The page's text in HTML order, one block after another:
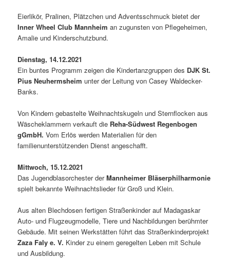
Eierlikör, Pralinen, Plätzchen und Adventsschmuck bietet der
Inner Wheel Club Mannheim an zugunsten von Pflegeheimen,
Amalie und Kinderschutzbund.
Dienstag, 14.12.2021
Ein buntes Programm zeigen die Kindertanzgruppen des DJK St.
Pius Neuhermsheim unter der Leitung von Casey Waldecker-
Banks.
Von Kindern gebastelte Weihnachtskugeln und Sternflocken aus
Wäscheklammern verkauft die Reha-Südwest Regenbogen
gGmbH.Vom Erlös werden Materialien für den
familienunterstützenden Dienst angeschafft.
Mittwoch, 15.12.2021
Das Jugendblasorchester derMannheimer Bläserphilharmonie
spielt bekannte Weihnachtslieder für Groß und Klein.
Aus alten Blechdosen fertigen Straßenkinder auf Madagaskar
Auto- und Flugzeugmodelle, Tiere und Nachbildungen berühmter
Gebäude. Mit seinen Werkstätten führt das Straßenkinderprojekt
Zaza Faly e. V. Kinder zu einem geregelten Leben mit Schule
und Ausbildung.